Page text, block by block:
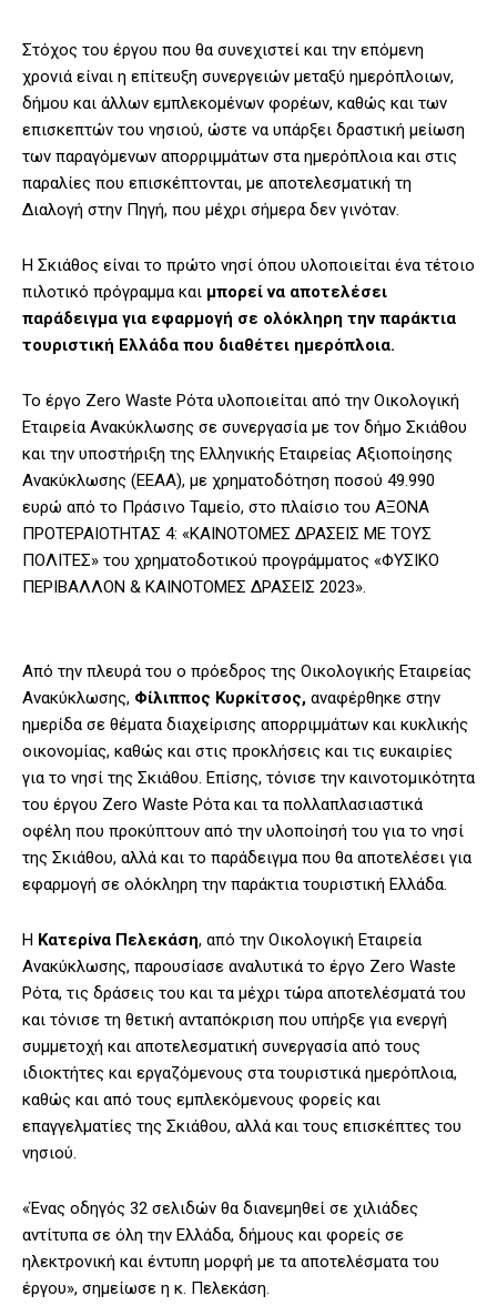
Στόχος του έργου που θα συνεχιστεί και την επόμενη
χρονιά είναι η επίτευξη συνεργειών μεταξύ ημερόπλοιων,
δήμου και άλλων εμπλεκομένων φορέων, καθώς και των
επισκεπτών του νησιού, ώστε να υπάρξει δραστική μείωση
των παραγόμενων απορριμμάτων στα ημερόπλοια και στις
παραλίες που επισκέπτονται, με αποτελεσματική τη
Διαλογή στην Πηγή, που μέχρι σήμερα δεν γινόταν.
Η Σκιάθος είναι το πρώτο νησί όπου υλοποιείται ένα τέτοιο
πιλοτικό πρόγραμμα και μπορεί να αποτελέσει
παράδειγμα για εφαρμογή σε ολόκληρη την παράκτια
τουριστική Ελλάδα που διαθέτει ημερόπλοια.
Το έργο Zero Waste Ρότα υλοποιείται από την Οικολογική
Εταιρεία Ανακύκλωσης σε συνεργασία με τον δήμο Σκιάθου
και την υποστήριξη της Ελληνικής Εταιρείας Αξιοποίησης
Ανακύκλωσης (ΕΕΑΑ), με χρηματοδότηση ποσού 49.990
ευρώ από το Πράσινο Ταμείο, στο πλαίσιο του ΑΞΟΝΑ
ΠΡΟΤΕΡΑΙΟΤΗΤΑΣ 4: «ΚΑΙΝΟΤΟΜΕΣ ΔΡΑΣΕΙΣ ΜΕ ΤΟΥΣ
ΠΟΛΙΤΕΣ» του χρηματοδοτικού προγράμματος «ΦΥΣΙΚΟ
ΠΕΡΙΒΑΛΛΟΝ & ΚΑΙΝΟΤΟΜΕΣ ΔΡΑΣΕΙΣ 2023».
Από την πλευρά του ο πρόεδρος της Οικολογικής Εταιρείας
Ανακύκλωσης, Φίλιππος Κυρκίτσος, αναφέρθηκε στην
ημερίδα σε θέματα διαχείρισης απορριμμάτων και κυκλικής
οικονομίας, καθώς και στις προκλήσεις και τις ευκαιρίες
για το νησί της Σκιάθου. Επίσης, τόνισε την καινοτομικότητα
του έργου Zero Waste Ρότα και τα πολλαπλασιαστικά
οφέλη που προκύπτουν από την υλοποίησή του για το νησί
της Σκιάθου, αλλά και το παράδειγμα που θα αποτελέσει για
εφαρμογή σε ολόκληρη την παράκτια τουριστική Ελλάδα.
Η Κατερίνα Πελεκάση, από την Οικολογική Εταιρεία
Ανακύκλωσης, παρουσίασε αναλυτικά το έργο Zero Waste
Ρότα, τις δράσεις του και τα μέχρι τώρα αποτελέσματά του
και τόνισε τη θετική ανταπόκριση που υπήρξε για ενεργή
συμμετοχή και αποτελεσματική συνεργασία από τους
ιδιοκτήτες και εργαζόμενους στα τουριστικά ημερόπλοια,
καθώς και από τους εμπλεκόμενους φορείς και
επαγγελματίες της Σκιάθου, αλλά και τους επισκέπτες του
νησιού.
«Ένας οδηγός 32 σελιδών θα διανεμηθεί σε χιλιάδες
αντίτυπα σε όλη την Ελλάδα, δήμους και φορείς σε
ηλεκτρονική και έντυπη μορφή με τα αποτελέσματα του
έργου», σημείωσε η κ. Πελεκάση.